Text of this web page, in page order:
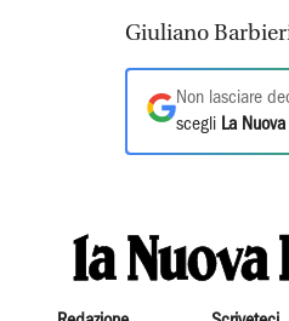
Giuliano
Non lasciare
scegli La